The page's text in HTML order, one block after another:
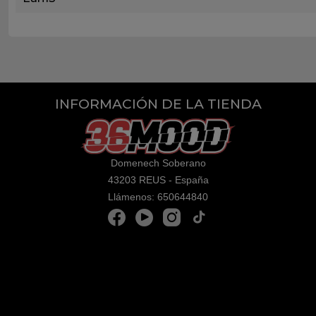
INFORMACIÓN DE LA TIENDA
Domenech Soberano
43203 REUS - España
Llámenos: 650644840